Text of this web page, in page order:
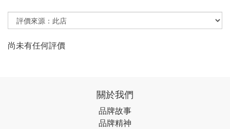
尚未有任何評價
關於我們
品牌故事
品牌精神